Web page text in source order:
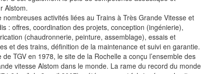
Alstom.
activités liées au Trains à Très Grande Vitesse et
: offres, coordination des projets, conception (ingénierie),
(chaudronnerie, peinture, assemblage), essais et
et des trains, définition de la maintenance et suivi en garantie.
TGV en 1978, le site de la Rochelle a conçu l’ensemble des
vitesse Alstom dans le monde. La rame du record du monde